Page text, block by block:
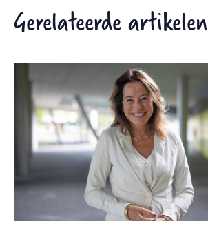
Gerelateerde artikelen